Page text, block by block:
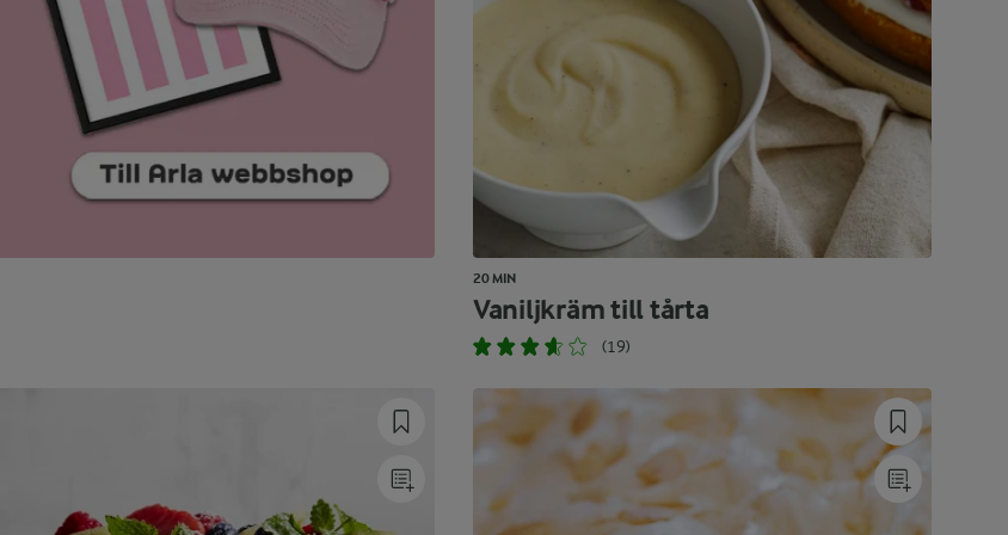
20 MIN
Vaniljkräm till tårta
(19)